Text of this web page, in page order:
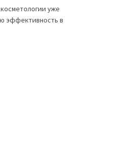
уже
эффективность в